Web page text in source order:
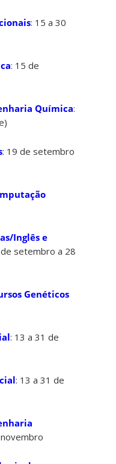
: 15 a 30
: 15 de
Química:
: 19 de setembro
Inglês e
setembro a 28
Genéticos
: 13 a 31 de
: 13 a 31 de